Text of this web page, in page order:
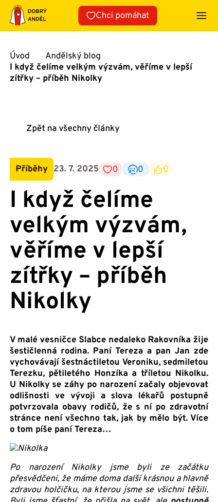
Přeskočit
obsah
Chci pomáhat
Úvod
Andělský blog
I když čelíme velkým výzvám, věříme v lepší
zítřky – příběh Nikolky
Zpět na všechny články
Příběhy 23. 7. 2025 0 0 0
I když čelíme
velkým výzvám,
věříme v lepší
zítřky – příběh
Nikolky
V malé vesničce Slabce nedaleko Rakovníka žije
šestičlenná rodina. Paní Tereza a pan Jan zde
vychovávají šestnáctiletou Veroniku, sedmiletou
Terezku, pětiletého Honzíka a tříletou Nikolku.
U Nikolky se záhy po narození začaly objevovat
odlišnosti ve vývoji a slova lékařů postupně
potvrzovala obavy rodičů, že s ní po zdravotní
stránce není všechno tak, jak by mělo být. Více
o tom píše paní Tereza…
Po narození Nikolky jsme byli ze začátku
přesvědčeni, že máme doma další krásnou a hlavně
zdravou holčičku, na kterou jsme se všichni těšili.